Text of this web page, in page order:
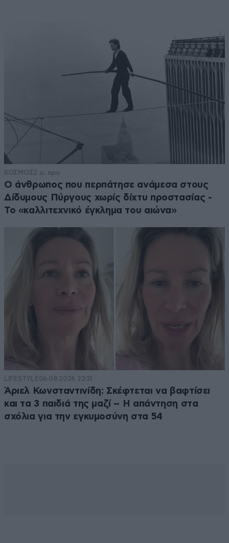
ΚΟΣΜΟΣ2 ω. πριν
Ο άνθρωπος που περπάτησε ανάμεσα στους
Δίδυμους Πύργους χωρίς δίχτυ προστασίας -
Το «καλλιτεχνικό έγκλημα του αιώνα»
LIFESTYLE06·08·2026 22:31
Άριελ Κωνσταντινίδη: Σκέφτεται να βαφτίσει
και τα 3 παιδιά της μαζί – Η απάντηση στα
σχόλια για την εγκυμοσύνη στα 54